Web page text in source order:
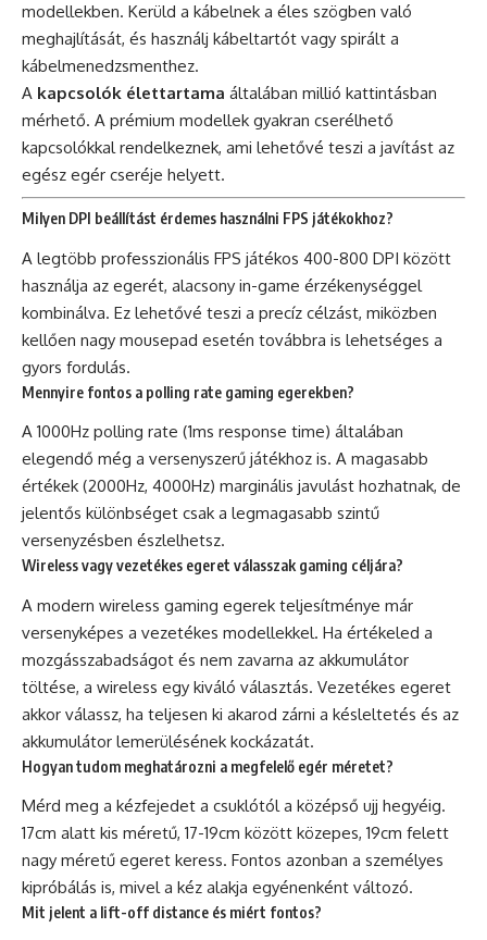
modellekben. Kerüld a kábelnek a éles szögben való
meghajlítását, és használj kábeltartót vagy spirált a
kábelmenedzsmenthez.
A kapcsolók élettartama általában millió kattintásban
mérhető. A prémium modellek gyakran cserélhető
kapcsolókkal rendelkeznek, ami lehetővé teszi a javítást az
egész egér cseréje helyett.
Milyen DPI beállítást érdemes használni FPS játékokhoz?
A legtöbb professzionális FPS játékos 400-800 DPI között
használja az egerét, alacsony in-game érzékenységgel
kombinálva. Ez lehetővé teszi a precíz célzást, miközben
kellően nagy mousepad esetén továbbra is lehetséges a
gyors fordulás.
Mennyire fontos a polling rate gaming egerekben?
A 1000Hz polling rate (1ms response time) általában
elegendő még a versenyszerű játékhoz is. A magasabb
értékek (2000Hz, 4000Hz) marginális javulást hozhatnak, de
jelentős különbséget csak a legmagasabb szintű
versenyzésben észlelhetsz.
Wireless vagy vezetékes egeret válasszak gaming céljára?
A modern wireless gaming egerek teljesítménye már
versenyképes a vezetékes modellekkel. Ha értékeled a
mozgásszabadságot és nem zavarna az akkumulátor
töltése, a wireless egy kiváló választás. Vezetékes egeret
akkor válassz, ha teljesen ki akarod zárni a késleltetés és az
akkumulátor lemerülésének kockázatát.
Hogyan tudom meghatározni a megfelelő egér méretet?
Mérd meg a kézfejedet a csuklótól a középső ujj hegyéig.
17cm alatt kis méretű, 17-19cm között közepes, 19cm felett
nagy méretű egeret keress. Fontos azonban a személyes
kipróbálás is, mivel a kéz alakja egyénenként változó.
Mit jelent a lift-off distance és miért fontos?